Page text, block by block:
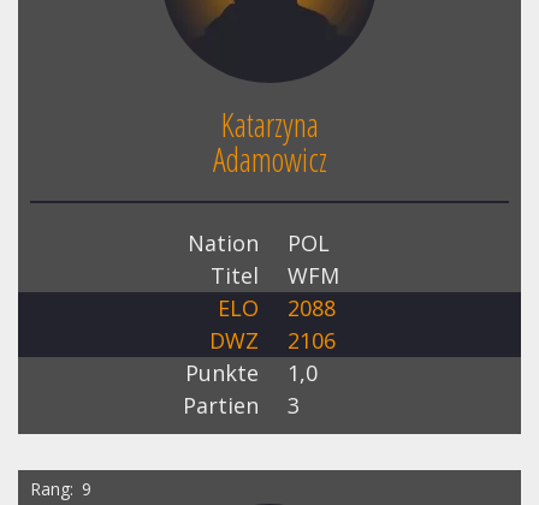
Katarzyna
Adamowicz
Nation
POL
Titel
WFM
ELO
2088
DWZ
2106
Punkte
1,0
Partien
3
Rang 9